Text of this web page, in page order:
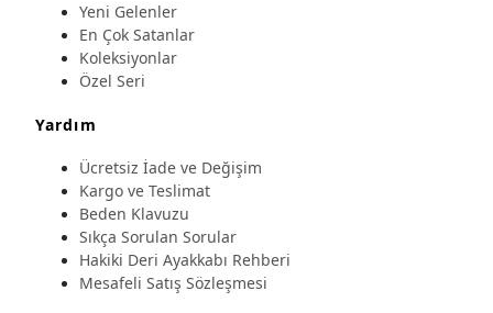
Yeni Gelenler
En Çok Satanlar
Koleksiyonlar
Özel Seri
Yardım
Ücretsiz İade ve Değişim
Kargo ve Teslimat
Beden Klavuzu
Sıkça Sorulan Sorular
Hakiki Deri Ayakkabı Rehberi
Mesafeli Satış Sözleşmesi